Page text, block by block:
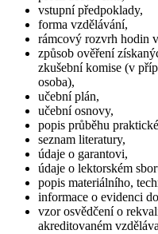
vstupní předpoklady,
forma vzdělávání,
rámcový rozvrh hodin
způsob ověření
zkušební komise (v
osoba),
učební plán,
učební osnovy,
popis průběhu
seznam literatury,
údaje o garantovi,
údaje o lektorském
popis materiálního,
informace o evidenci
vzor osvědčení o
akreditovaném